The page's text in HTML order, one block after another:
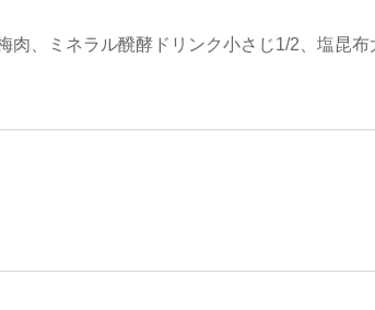
肉、ミネラル醗酵ドリンク小さじ1/2、塩昆